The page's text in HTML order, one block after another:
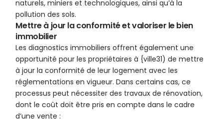
naturels, miniers et technologiques, ainsi qu’à la
pollution des sols.
Mettre à jour la conformité et valoriser le bien
immobilier
Les diagnostics immobiliers offrent également une
opportunité pour les propriétaires à {ville31) de mettre
à jour la conformité de leur logement avec les
réglementations en vigueur. Dans certains cas, ce
processus peut nécessiter des travaux de rénovation,
dont le coût doit être pris en compte dans le cadre
d’une vente :